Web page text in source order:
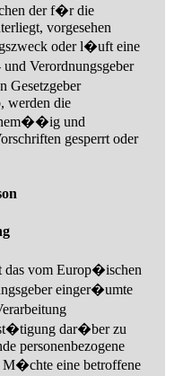
der f�r die
vorgesehen
oder l�uft eine
Verordnungsgeber
Gesetzgeber
werden die
und
gesperrt oder
das vom Europ�ischen
einger�umte
dar�ber zu
personenbezogene
M�chte eine betroffene